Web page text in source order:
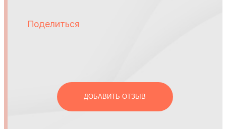
Поделиться
ДОБАВИТЬ ОТЗЫВ